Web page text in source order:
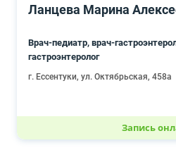
Ланцева Марина
Врач-педиатр, врач-
гастроэнтеролог
г. Ессентуки, ул. Октябрьская, 458а
Запись